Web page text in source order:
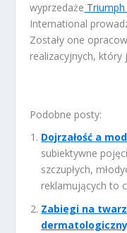
wyprzedaże
International
Zostały one
realizacyjnych, który
Podobne posty:
Dojrzałość a
subiektywne
szczupłych,
reklamujących to
Zabiegi na